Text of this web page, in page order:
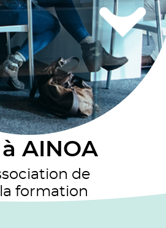
AINOA
de
formation